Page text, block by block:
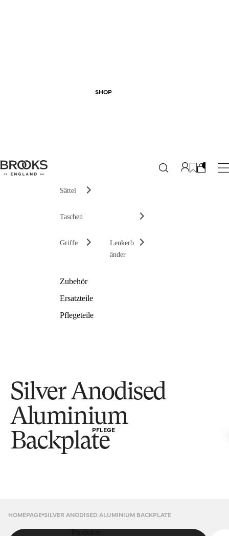
SHOP
Sättel
Taschen
Griffe
Lenkerb
änder
Zubehör
Ersatzteile
Pflegeteile
PFLEGE
Silver Anodised
Aluminium
Backplate
HOMEPAGE SILVER ANODISED ALUMINIUM BACKPLATE